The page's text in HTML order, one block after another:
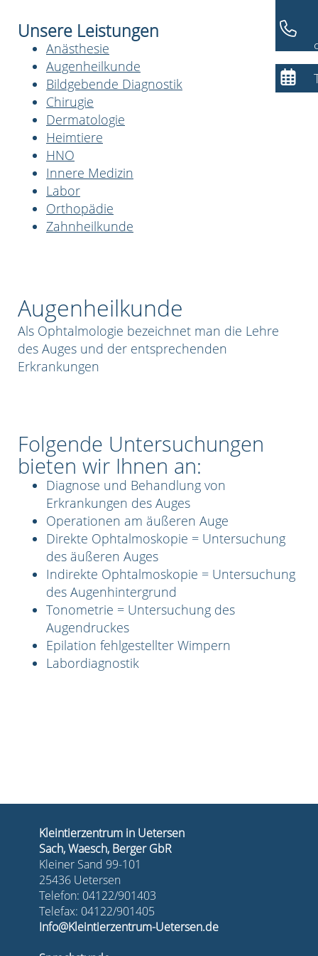
Unsere Leistungen
Anästhesie
Augenheilkunde
Bildgebende Diagnostik
Chirugie
Dermatologie
Heimtiere
HNO
Innere Medizin
Labor
Orthopädie
Zahnheilkunde
Augenheilkunde
Als Ophtalmologie bezeichnet man die Lehre
des Auges und der entsprechenden
Erkrankungen
Folgende Untersuchungen
bieten wir Ihnen an:
Diagnose und Behandlung von
Erkrankungen des Auges
Operationen am äußeren Auge
Direkte Ophtalmoskopie = Untersuchung
des äußeren Auges
Indirekte Ophtalmoskopie = Untersuchung
des Augenhintergrund
Tonometrie = Untersuchung des
Augendruckes
Epilation fehlgestellter Wimpern
Labordiagnostik
Kleintierzentrum in Uetersen
Sach, Waesch, Berger GbR
Kleiner Sand 99-101
25436 Uetersen
Telefon: 04122/901403
Telefax: 04122/901405
Info@Kleintierzentrum-Uetersen.de